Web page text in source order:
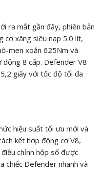
ra mắt gần đây, phiên bản
xăng siêu nạp 5.0 lít,
men xoắn 625Nm và
8 cấp. Defender V8
giây với tốc độ tối đa
hiệu suất tối ưu mới và
kết hợp động cơ V8,
chỉnh hộp số được
chiếc Defender nhanh và